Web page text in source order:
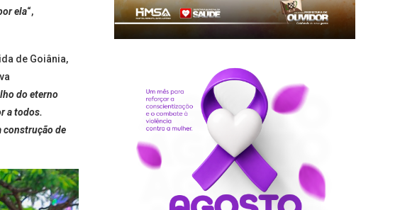
ela“,
de Goiânia,
do eterno
a todos.
construção de